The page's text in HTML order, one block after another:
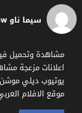
سيما ناو cimanow
يوتيوب ديلي
موقع الافلام